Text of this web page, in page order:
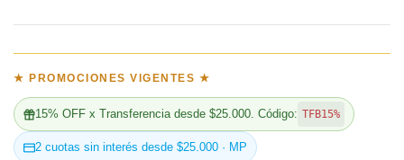
★ PROMOCIONES VIGENTES ★
15% OFF x Transferencia desde $25.000. Código: TFB15%
2 cuotas sin interés desde $25.000 · MP